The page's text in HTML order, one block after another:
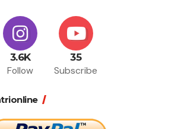
3.6K
Follow
35
Subscribe